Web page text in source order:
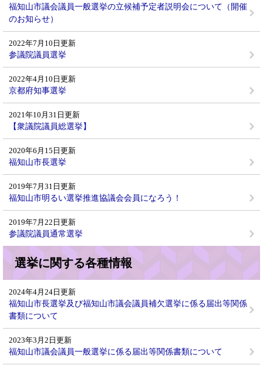
福知山市議会議員一般選挙の立候補予定者説明会について（開催
のお知らせ）
2022年7月10日更新
参議院議員選挙
2022年4月10日更新
京都府知事選挙
2021年10月31日更新
【衆議院議員総選挙】
2020年6月15日更新
福知山市長選挙
2019年7月31日更新
福知山市明るい選挙推進協議会会員になろう！
2019年7月22日更新
参議院議員通常選挙
選挙に関する各種情報
2024年4月24日更新
福知山市長選挙及び福知山市議会議員補欠選挙に係る届出等関係
書類について
2023年3月2日更新
福知山市議会議員一般選挙に係る届出等関係書類について